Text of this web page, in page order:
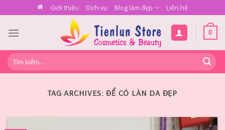
to
content
Giới thiệu Dịch vụ Blog làm đẹp Liên hệ
0
Tìm
kiếm:
TAG ARCHIVES:ĐỂ CÓ LÀN DA ĐẸP